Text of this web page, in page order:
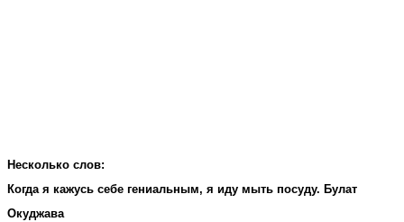
Несколько слов:
Когда я кажусь себе гениальным, я иду мыть посуду. Булат
Окуджава